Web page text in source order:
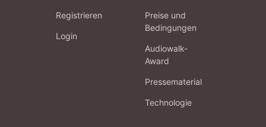
Registrieren
Login
Preise und
Bedingungen
Audiowalk-
Award
Pressematerial
Technologie